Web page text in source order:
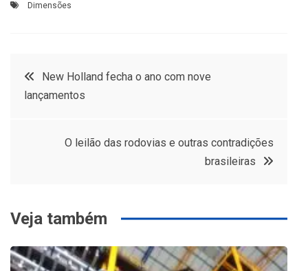
Dimensões
Navegação
New Holland fecha o ano com nove
lançamentos
O leilão das rodovias e outras contradições
brasileiras
Veja também